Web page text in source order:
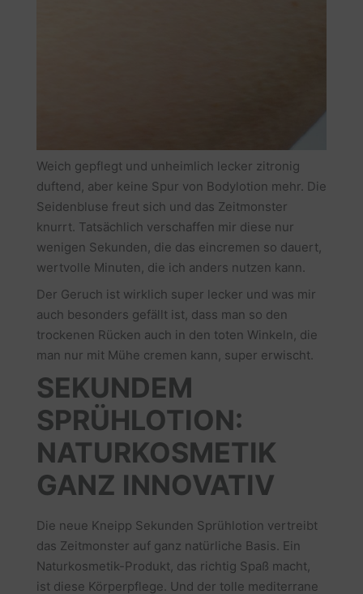
Weich gepflegt und unheimlich lecker zitronig
duftend, aber keine Spur von Bodylotion mehr. Die
Seidenbluse freut sich und das Zeitmonster
knurrt. Tatsächlich verschaffen mir diese nur
wenigen Sekunden, die das eincremen so dauert,
wertvolle Minuten, die ich anders nutzen kann.
Der Geruch ist wirklich super lecker und was mir
auch besonders gefällt ist, dass man so den
trockenen Rücken auch in den toten Winkeln, die
man nur mit Mühe cremen kann, super erwischt.
SEKUNDEM
SPRÜHLOTION:
NATURKOSMETIK
GANZ INNOVATIV
Die neue Kneipp Sekunden Sprühlotion vertreibt
das Zeitmonster auf ganz natürliche Basis. Ein
Naturkosmetik-Produkt, das richtig Spaß macht,
ist diese Körperpflege. Und der tolle mediterrane